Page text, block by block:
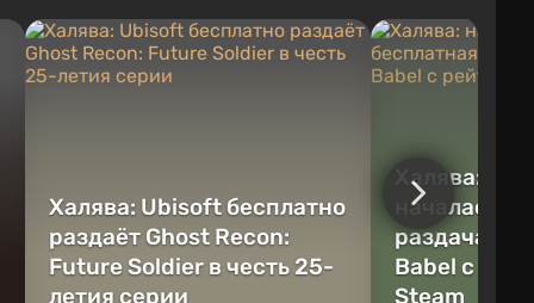
Халява: Ubisoft бесплатно
раздаёт Ghost Recon:
Future Soldier в честь 25-
летия серии
Халява: на
началась
раздача A
Babel с
Steam